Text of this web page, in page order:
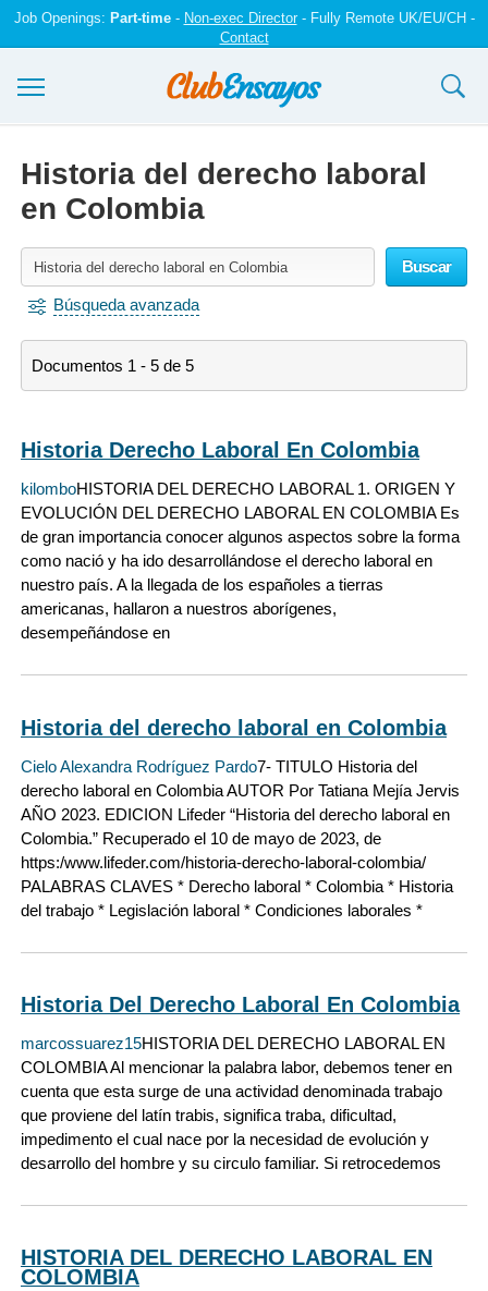
Job Openings: Part-time- Non-exec Director- Fully Remote UK/EU/CH -
Contact
Registrarse
Iniciar sesión
Contáctenos
Historia del derecho laboral
en Colombia
Buscar
Búsqueda avanzada
Documentos 1 - 5 de 5
Historia Derecho Laboral En Colombia
kilomboHISTORIA DEL DERECHO LABORAL 1. ORIGEN Y
EVOLUCIÓN DEL DERECHO LABORAL EN COLOMBIA Es
de gran importancia conocer algunos aspectos sobre la forma
como nació y ha ido desarrollándose el derecho laboral en
nuestro país. A la llegada de los españoles a tierras
americanas, hallaron a nuestros aborígenes,
desempeñándose en
Historia del derecho laboral en Colombia
Cielo Alexandra Rodríguez Pardo7- TITULO Historia del
derecho laboral en Colombia AUTOR Por Tatiana Mejía Jervis
AÑO 2023. EDICION Lifeder “Historia del derecho laboral en
Colombia.” Recuperado el 10 de mayo de 2023, de
https:/www.lifeder.com/historia-derecho-laboral-colombia/
PALABRAS CLAVES * Derecho laboral * Colombia * Historia
del trabajo * Legislación laboral * Condiciones laborales *
Historia Del Derecho Laboral En Colombia
marcossuarez15HISTORIA DEL DERECHO LABORAL EN
COLOMBIA Al mencionar la palabra labor, debemos tener en
cuenta que esta surge de una actividad denominada trabajo
que proviene del latín trabis, significa traba, dificultad,
impedimento el cual nace por la necesidad de evolución y
desarrollo del hombre y su circulo familiar. Si retrocedemos
HISTORIA DEL DERECHO LABORAL EN
COLOMBIA